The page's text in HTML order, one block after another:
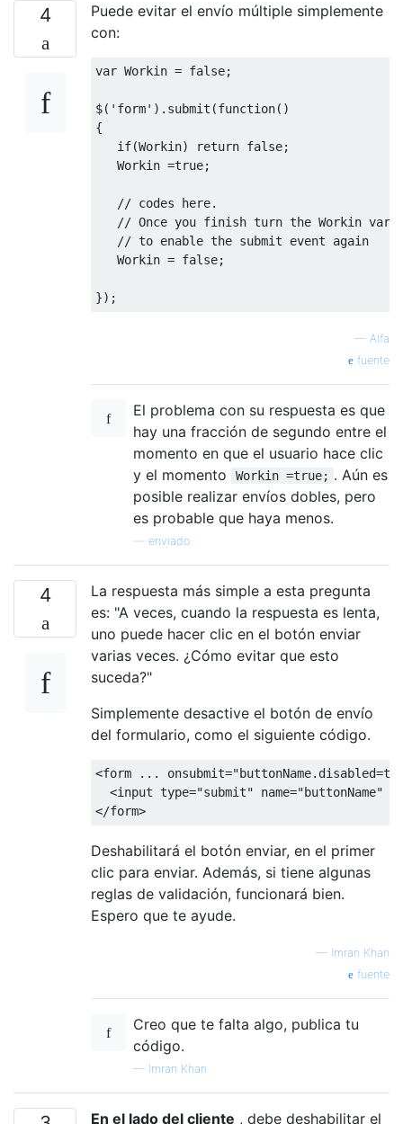
4
Puede evitar el envío múltiple simplemente
con:
var Workin = false;
$( 'form' ). submit (function()
{
if(Workin) return false;
Workin =true;
// codes here.
// Once you finish turn the Workin
// to enable the submit event again
Workin = false;
});
— Alfa
fuente
El problema con su respuesta es que
hay una fracción de segundo entre el
momento en que el usuario hace clic
y el momento
Workin =true; . Aún es
posible realizar envíos dobles, pero
es probable que haya menos.
enviado
4
La respuesta más simple a esta pregunta
es: "A veces, cuando la respuesta es lenta,
uno puede hacer clic en el botón enviar
varias veces. ¿Cómo evitar que esto
suceda?"
Simplemente desactive el botón de envío
del formulario, como el siguiente código.
<form ... onsubmit=
<input type="submit" name="buttonName"
</form>
Deshabilitará el botón enviar, en el primer
clic para enviar. Además, si tiene algunas
reglas de validación, funcionará bien.
Espero que te ayude.
— Imran Khan
fuente
Creo que te falta algo, publica tu
código.
— Imran Khan
En el lado del cliente , debe deshabilitar el